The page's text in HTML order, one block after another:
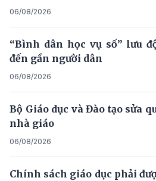
06/08/2026
“Bình dân học vụ số” lưu
đến gần người dân
06/08/2026
Bộ Giáo dục và Đào tạo sửa
nhà giáo
06/08/2026
Chính sách giáo dục phải